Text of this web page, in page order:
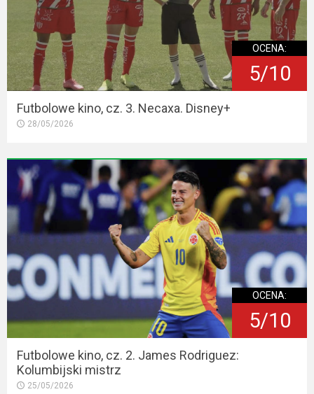
OCENA:
5/10
Futbolowe kino, cz. 3. Necaxa. Disney+
28/05/2026
OCENA:
5/10
Futbolowe kino, cz. 2. James Rodriguez:
Kolumbijski mistrz
25/05/2026